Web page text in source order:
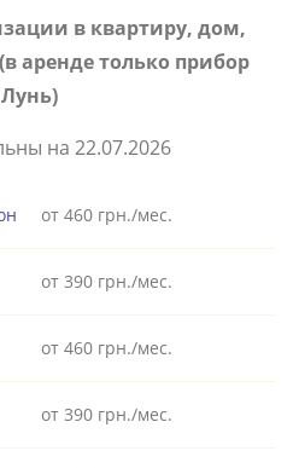
в квартиру, дом,
аренде только прибор
Лунь)
на 22.07.2026
от 460 грн./мес.
от 390 грн./мес.
от 460 грн./мес.
от 390 грн./мес.